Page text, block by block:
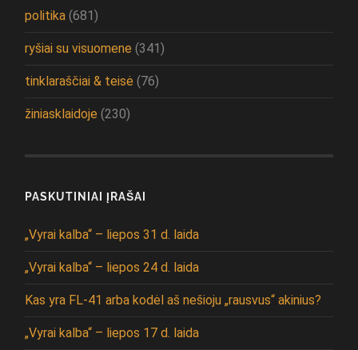
politika (681)
ryšiai su visuomene (341)
tinklaraščiai & teisė (76)
žiniasklaidoje (230)
PASKUTINIAI ĮRAŠAI
„Vyrai kalba“ – liepos 31 d. laida
„Vyrai kalba“ – liepos 24 d. laida
Kas yra FL-41 arba kodėl aš nešioju „rausvus“ akinius?
„Vyrai kalba“ – liepos 17 d. laida